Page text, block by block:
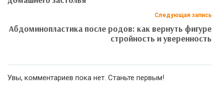
Следующая запись
Абдоминопластика после родов: как вернуть фигуре
стройность и уверенность
Увы, комментариев пока нет. Станьте первым!